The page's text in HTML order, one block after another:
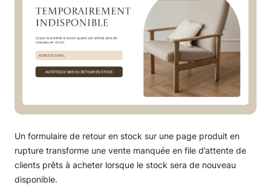
Un formulaire de retour en stock sur une page produit en
rupture transforme une vente manquée en file d’attente de
clients prêts à acheter lorsque le stock sera de nouveau
disponible.